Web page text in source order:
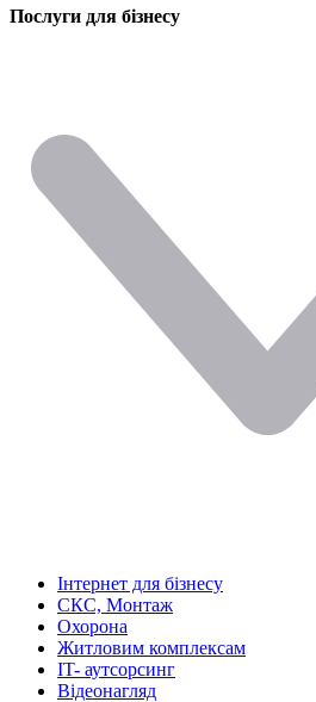
Послуги для бізнесу
Інтернет для бізнесу
СКС, Монтаж
Охорона
Житловим комплексам
IT- аутсорсинг
Відеонагляд